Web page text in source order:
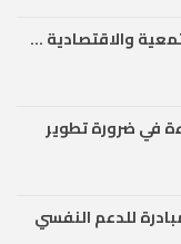
والاقتصادية …
في ضرورة تطوير
للدعم النفسي